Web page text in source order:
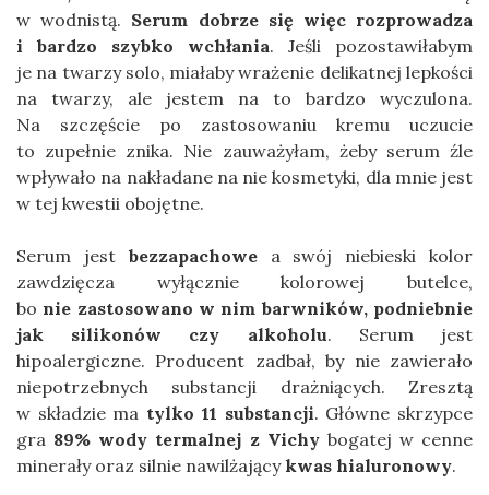
w wodnistą. Serum dobrze się więc rozprowadza
i bardzo szybko wchłania. Jeśli pozostawiłabym
je na twarzy solo, miałaby wrażenie delikatnej lepkości
na twarzy, ale jestem na to bardzo wyczulona.
Na szczęście po zastosowaniu kremu uczucie
to zupełnie znika. Nie zauważyłam, żeby serum źle
wpływało na nakładane na nie kosmetyki, dla mnie jest
w tej kwestii obojętne.
Serum jest bezzapachowea swój niebieski kolor
zawdzięcza wyłącznie kolorowej butelce,
bo nie zastosowano w nim barwników, podniebnie
jak silikonów czy alkoholu. Serum jest
hipoalergiczne. Producent zadbał, by nie zawierało
niepotrzebnych substancji drażniących. Zresztą
w składzie ma tylko 11 substancji. Główne skrzypce
gra 89% wody termalnej z Vichybogatej w cenne
minerały oraz silnie nawilżający kwas hialuronowy.